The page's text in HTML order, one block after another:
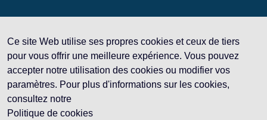
Mentions légales
Politique de confidentialité
Ce site Web utilise ses propres cookies et ceux de tiers
pour vous offrir une meilleure expérience. Vous pouvez
accepter notre utilisation des cookies ou modifier vos
paramètres. Pour plus d'informations sur les cookies,
consultez notre
Politique de cookies